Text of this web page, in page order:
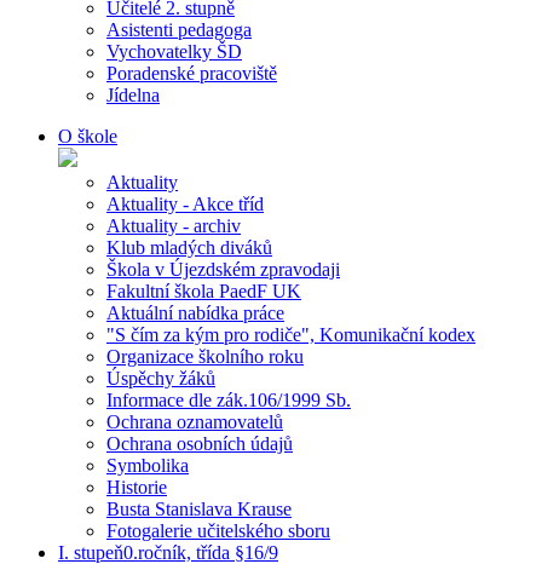
Učitelé 2. stupně
Asistenti pedagoga
Vychovatelky ŠD
Poradenské pracoviště
Jídelna
O škole
Aktuality
Aktuality - Akce tříd
Aktuality - archiv
Klub mladých diváků
Škola v Újezdském zpravodaji
Fakultní škola PaedF UK
Aktuální nabídka práce
"S čím za kým pro rodiče", Komunikační kodex
Organizace školního roku
Úspěchy žáků
Informace dle zák.106/1999 Sb.
Ochrana oznamovatelů
Ochrana osobních údajů
Symbolika
Historie
Busta Stanislava Krause
Fotogalerie učitelského sboru
I. stupeň0.ročník, třída §16/9